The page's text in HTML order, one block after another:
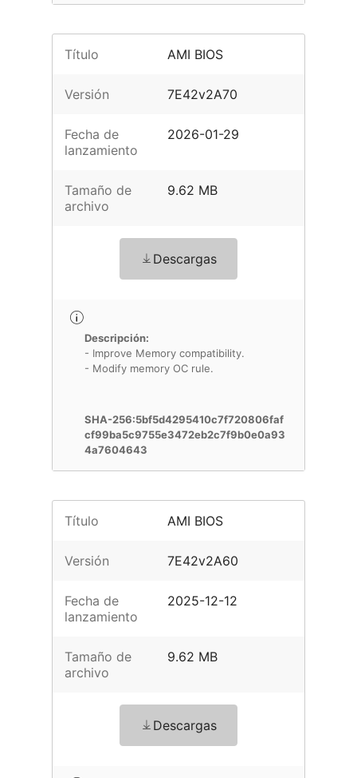
Título AMI BIOS
Versión 7E42v2A70
Fecha de
lanzamiento
2026-01-29
Tamaño de
archivo
9.62 MB
Descargas
Descripción:
- Improve Memory compatibility.
- Modify memory OC rule.
SHA-256:5bf5d4295410c7f720806faf
cf99ba5c9755e3472eb2c7f9b0e0a93
4a7604643
Título AMI BIOS
Versión 7E42v2A60
Fecha de
lanzamiento
2025-12-12
Tamaño de
archivo
9.62 MB
Descargas